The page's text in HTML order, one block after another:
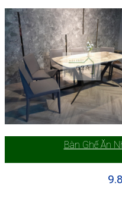
Bàn Ghế Ăn